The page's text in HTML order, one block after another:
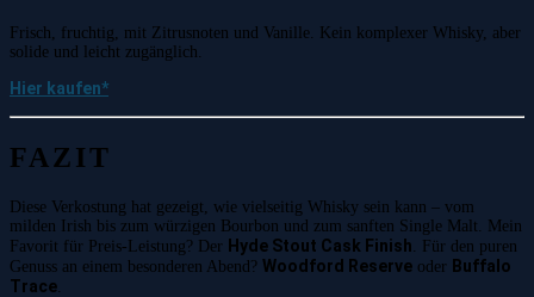
Frisch, fruchtig, mit Zitrusnoten und Vanille. Kein komplexer Whisky, aber
solide und leicht zugänglich.
Hier kaufen*
FAZIT
Diese Verkostung hat gezeigt, wie vielseitig Whisky sein kann – vom
milden Irish bis zum würzigen Bourbon und zum sanften Single Malt. Mein
Favorit für Preis-Leistung? Der Hyde Stout Cask Finish. Für den puren
Genuss an einem besonderen Abend? Woodford Reserve oder Buffalo
Trace.